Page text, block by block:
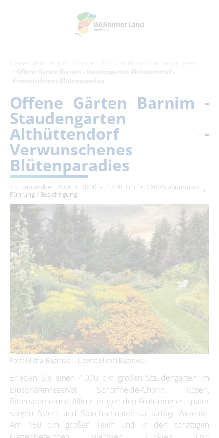
Offene Gärten Barnim - Staudengarten Althüttendorf -
Verwunschenes Blütenparadies
Offene Gärten Barnim -
Staudengarten
Althüttendorf -
Verwunschenes
Blütenparadies
13. September 2026 10:00 – 17:00 Uhr
CMB-Staudenpark
Führung / Besichtigung
Foto: Michał Bagrowski, Lizenz: Michał Bagrowski
Erleben Sie einen 4.000 qm großen Staudengarten im
Biosphärenreservat Schorfheide-Chorin. Rosen,
Rittersporne und Allium prägen den Frühsommer, später
sorgen Astern und Storchschnäbel für farbige Akzente.
Am 150 qm großen Teich und in den schattigen